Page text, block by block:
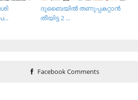
ദുബൈയില്‍ തണുപ്പകറ്റാന്‍
തീയിട്ട 2 ...
Facebook Comments